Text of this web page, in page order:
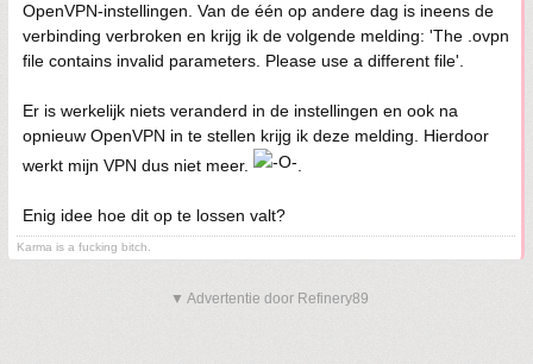
OpenVPN-instellingen. Van de één op andere dag is ineens de
verbinding verbroken en krijg ik de volgende melding: 'The .ovpn
file contains invalid parameters. Please use a different file'.
Er is werkelijk niets veranderd in de instellingen en ook na
opnieuw OpenVPN in te stellen krijg ik deze melding. Hierdoor
werkt mijn VPN dus niet meer.
Enig idee hoe dit op te lossen valt?
Karma is a fucking bitch.
▼ Advertentie door Refinery89